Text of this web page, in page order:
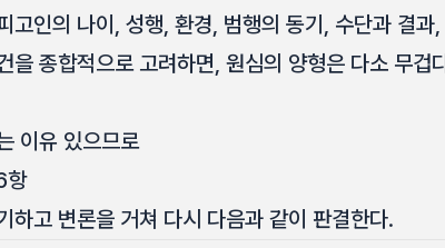
고인의 나이, 성행, 환경, 범행의 동기, 수단과 결
을 종합적으로 고려하면, 원심의 양형은 다소 무겁
이유 있으므로
항
하고 변론을 거쳐 다시 다음과 같이 판결한다.